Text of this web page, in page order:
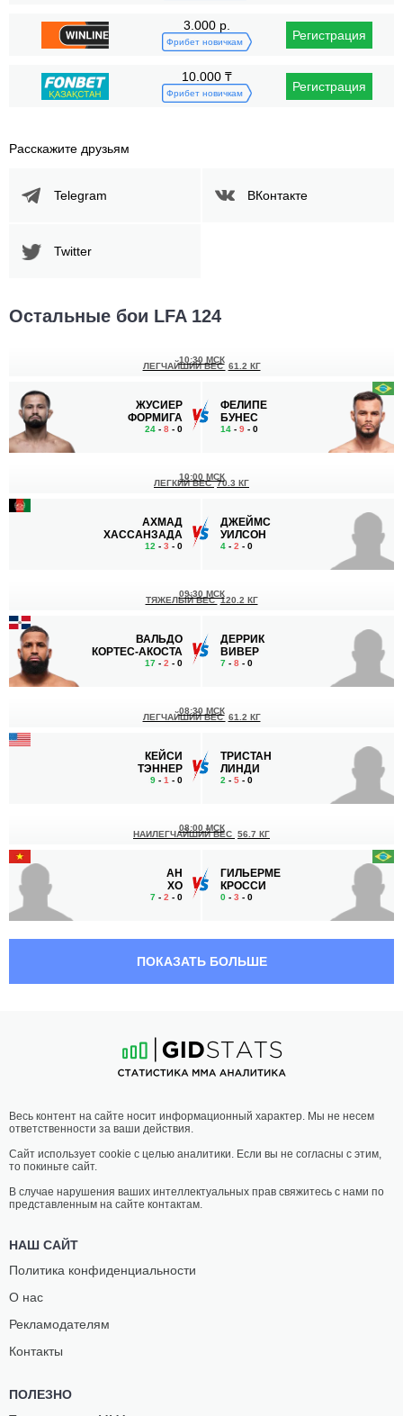
3.000 р.
Фрибет новичкам Регистрация
10.000 ₸
Фрибет новичкам Регистрация
Расскажите друзьям
Telegram ВКонтакте
Twitter
Остальные бои LFA 124
ЖУСИЕР
ФОРМИГА
24 - 8 - 0
10:30 МСК
ЛЕГЧАЙШИЙ ВЕС 61.2 КГ
ФЕЛИПЕ
БУНЕС
14 - 9 - 0
АХМАД
ХАССАНЗАДА
12 - 3 - 0
10:00 МСК
ЛЕГКИЙ ВЕС 70.3 КГ
ДЖЕЙМС
УИЛСОН
4 - 2 - 0
ВАЛЬДО
КОРТЕС-АКОСТА
17 - 2 - 0
09:30 МСК
ТЯЖЕЛЫЙ ВЕС 120.2 КГ
ДЕРРИК
ВИВЕР
7 - 8 - 0
КЕЙСИ
ТЭННЕР
9 - 1 - 0
08:30 МСК
ЛЕГЧАЙШИЙ ВЕС 61.2 КГ
ТРИСТАН
ЛИНДИ
2 - 5 - 0
АН
ХО
7 - 2 - 0
08:00 МСК
НАИЛЕГЧАЙШИЙ ВЕС 56.7 КГ
ГИЛЬЕРМЕ
КРОССИ
0 - 3 - 0
ГУДВИН
0-3- 0
07:00 МСК
ПОЛУСРЕДНИЙ ВЕС 77.1 КГ
БОХОРКЕЗ
ПОКАЗАТЬ БОЛЬШЕ
Весь контент на сайте носит информационный характер. Мы не несем
ответственности за ваши действия.
Сайт использует cookie с целью аналитики. Если вы не согласны с этим,
то покиньте сайт.
В случае нарушения ваших интеллектуальных прав свяжитесь с нами по
представленным на сайте контактам.
НАШ САЙТ
Политика конфиденциальности
О нас
Рекламодателям
Контакты
ПОЛЕЗНО